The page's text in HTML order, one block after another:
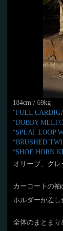
184cm / 69kg
“FULL
“DOBBY
“SPLAT LOOP
“BRUSHED
“SHOE HORN
オリーブ、グレ
カーコートの
ホルダーが差し
全体のまとまり